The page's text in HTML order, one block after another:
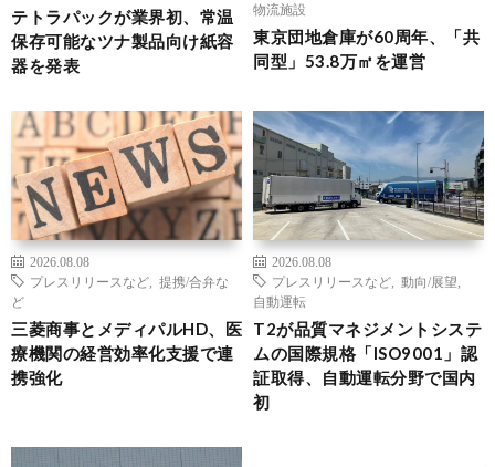
テトラパックが業界初、常温
保存可能なツナ製品向け紙容
器を発表
物流施設
東京団地倉庫が60周年、「共
同型」53.8万㎡を運営
2026.08.08
プレスリリースなど
提携/合弁な
ど
三菱商事とメディパルHD、医
療機関の経営効率化支援で連
携強化
2026.08.08
プレスリリースなど
動向/展望
自動運転
T2が品質マネジメントシステ
ムの国際規格「ISO9001」認
証取得、自動運転分野で国内
初